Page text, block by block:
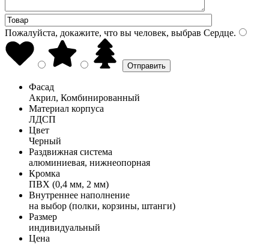
Пожалуйста, докажите, что вы человек, выбрав Сердце.
Фасад
Акрил, Комбинированный
Материал корпуса
ЛДСП
Цвет
Черный
Раздвижная система
алюминиевая, нижнеопорная
Кромка
ПВХ (0,4 мм, 2 мм)
Внутреннее наполнение
на выбор (полки, корзины, штанги)
Размер
индивидуальный
Цена